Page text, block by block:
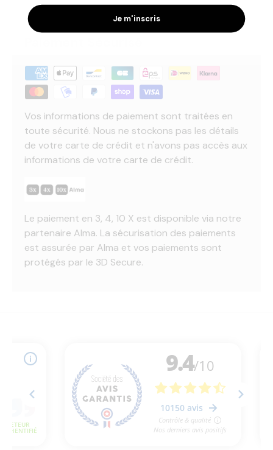
Vos informations de paiement sont traitées en
toute sécurité. Nous ne stockons pas les détails
de votre carte de crédit et n'avons pas accès aux
informations de votre carte de crédit.
Le paiement en 3, 4, 10 X est disponible via notre
partenaire Alma. La sécurisation des paiements
est assurée par Alma et vos paiements sont
protégés par le 3D Secure.
Je m'inscris